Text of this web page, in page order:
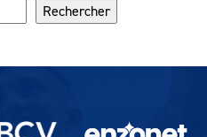
Rechercher